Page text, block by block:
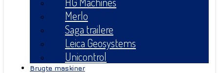
Merlo
Saga trailere
Leica Geosystems
Unicontrol
Brugte maskiner